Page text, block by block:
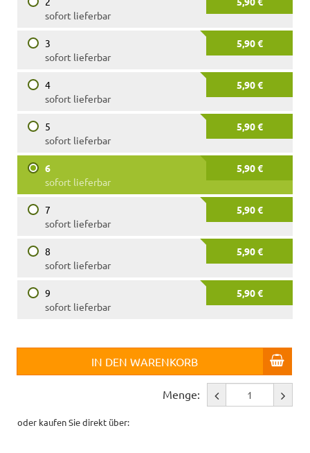
sofort lieferbar
3
5,90 €
sofort lieferbar
4
5,90 €
sofort lieferbar
5
5,90 €
sofort lieferbar
6
5,90 €
sofort lieferbar
7
5,90 €
sofort lieferbar
8
5,90 €
sofort lieferbar
9
5,90 €
sofort lieferbar
IN DEN WARENKORB
Menge:
oder kaufen Sie direkt über: